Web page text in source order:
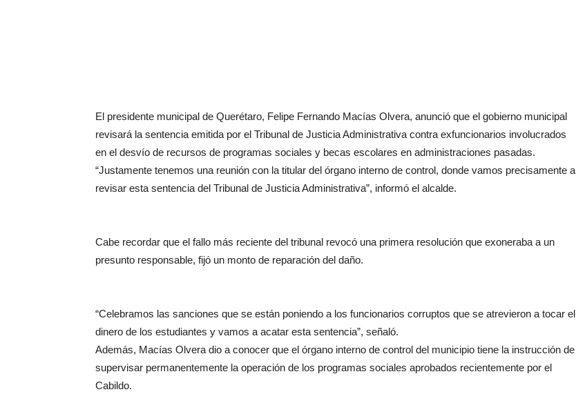
El presidente municipal de Querétaro, Felipe Fernando Macías Olvera, anunció que el gobierno municipal
revisará la sentencia emitida por el Tribunal de Justicia Administrativa contra exfuncionarios involucrados
en el desvío de recursos de programas sociales y becas escolares en administraciones pasadas.
“Justamente tenemos una reunión con la titular del órgano interno de control, donde vamos precisamente a
revisar esta sentencia del Tribunal de Justicia Administrativa”, informó el alcalde.
Cabe recordar que el fallo más reciente del tribunal revocó una primera resolución que exoneraba a un
presunto responsable, fijó un monto de reparación del daño.
“Celebramos las sanciones que se están poniendo a los funcionarios corruptos que se atrevieron a tocar el
dinero de los estudiantes y vamos a acatar esta sentencia”, señaló.
Además, Macías Olvera dio a conocer que el órgano interno de control del municipio tiene la instrucción de
supervisar permanentemente la operación de los programas sociales aprobados recientemente por el
Cabildo.